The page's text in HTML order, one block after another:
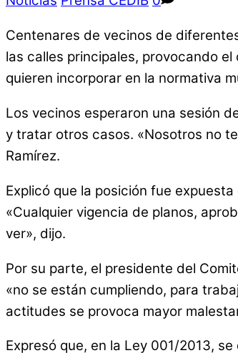
Centenares de vecinos de
las calles principales, provocando
quieren incorporar en la normativa
Los vecinos esperaron una sesión
y tratar otros casos. «Nosotros no
Ramírez.
Explicó que la posición fue
«Cualquier vigencia de planos,
ver», dijo.
Por su parte, el presidente del
«no se están cumpliendo, para
actitudes se provoca mayor
Expresó que, en la Ley 001/2013,